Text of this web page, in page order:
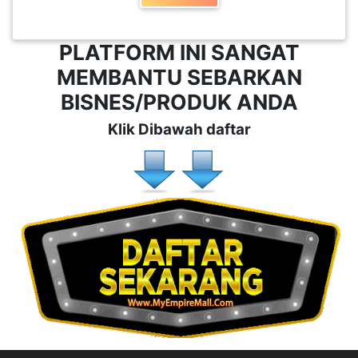
PLATFORM INI SANGAT
MEMBANTU SEBARKAN
BISNES/PRODUK ANDA
Klik Dibawah daftar